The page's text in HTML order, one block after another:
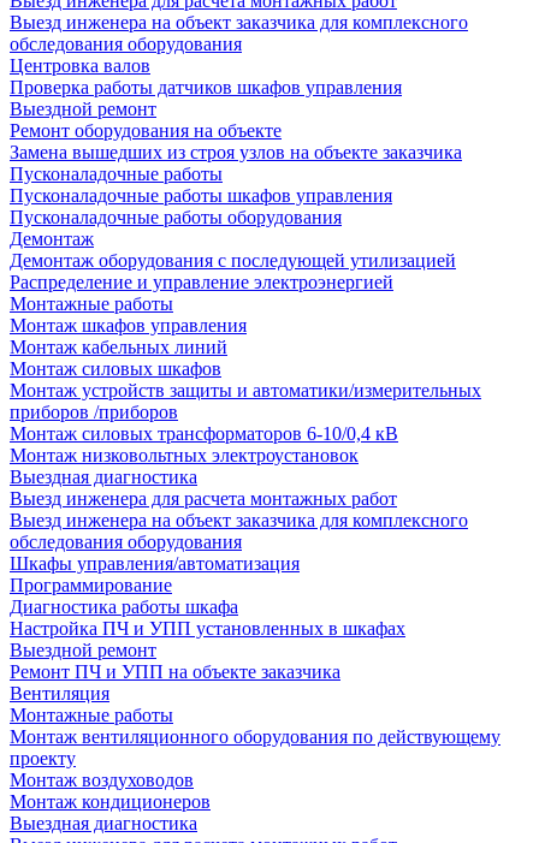
Выезд инженера на объект заказчика для комплексного
обследования оборудования
Центровка валов
Проверка работы датчиков шкафов управления
Выездной ремонт
Ремонт оборудования на объекте
Замена вышедших из строя узлов на объекте заказчика
Пусконаладочные работы
Пусконаладочные работы шкафов управления
Пусконаладочные работы оборудования
Демонтаж
Демонтаж оборудования с последующей утилизацией
Распределение и управление электроэнергией
Монтажные работы
Монтаж шкафов управления
Монтаж кабельных линий
Монтаж силовых шкафов
Монтаж устройств защиты и автоматики/измерительных
приборов /приборов
Монтаж силовых трансформаторов 6-10/0,4 кВ
Монтаж низковольтных электроустановок
Выездная диагностика
Выезд инженера для расчета монтажных работ
Выезд инженера на объект заказчика для комплексного
обследования оборудования
Шкафы управления/автоматизация
Программирование
Диагностика работы шкафа
Настройка ПЧ и УПП установленных в шкафах
Выездной ремонт
Ремонт ПЧ и УПП на объекте заказчика
Вентиляция
Монтажные работы
Монтаж вентиляционного оборудования по действующему
проекту
Монтаж воздуховодов
Монтаж кондиционеров
Выездная диагностика